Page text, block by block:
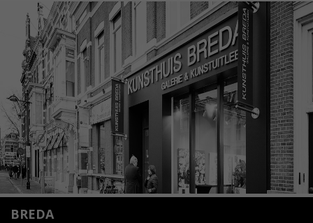
Amstelveenseweg 135
1075 VX Amsterdam
+31 (0)20 2332546
info@kunsthuisamsterdam.nl
Lees meer
BREDA